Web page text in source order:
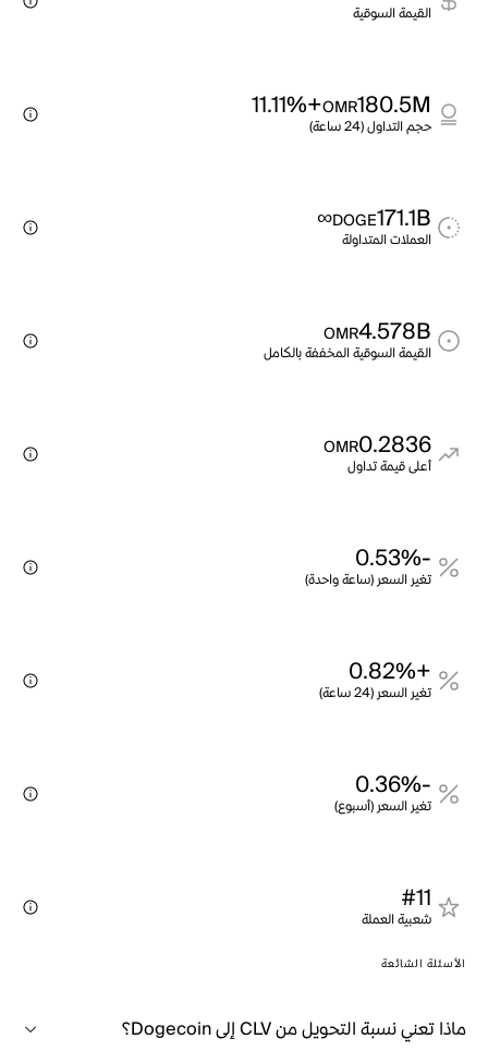
القيمة السوقية
180.5M
OMR
+11.11%
حجم التداول (24 ساعة)
171.1B
DOGE
∞
العملات المتداولة
4.578B
OMR
القيمة السوقية المخففة بالكامل
0.2836
OMR
أعلى قيمة تداول
-0.53%
تغير السعر (ساعة واحدة)
+0.82%
تغير السعر (24 ساعة)
-0.36%
تغير السعر (أسبوع)
#11
شعبية العملة
الأسئلة الشائعة
ماذا تعني نسبة التحويل من CLV إلى Dogecoin؟